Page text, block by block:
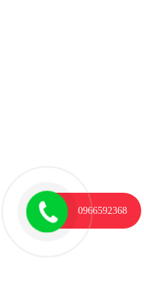
0966592368